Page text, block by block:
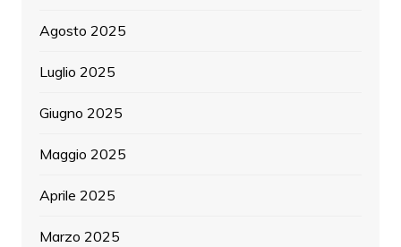
Agosto 2025
Luglio 2025
Giugno 2025
Maggio 2025
Aprile 2025
Marzo 2025